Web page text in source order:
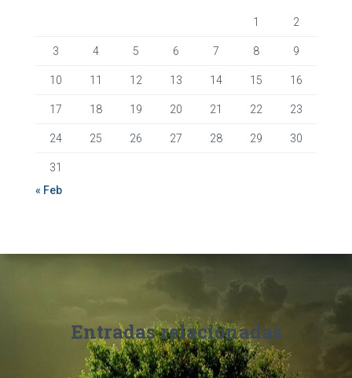
1 2
3 4 5 6 7 8 9
10 11 12 13 14 15 16
17 18 19 20 21 22 23
24 25 26 27 28 29 30
31
« Feb
Entradas relacionadas